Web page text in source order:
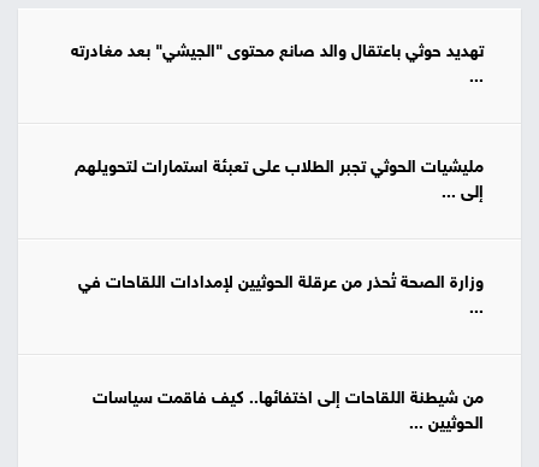
تهديد حوثي باعتقال والد صانع محتوى "الجيشي" بعد مغادرته
...
مليشيات الحوثي تجبر الطلاب على تعبئة استمارات لتحويلهم
إلى ...
وزارة الصحة تُحذر من عرقلة الحوثيين لإمدادات اللقاحات في
...
من شيطنة اللقاحات إلى اختفائها.. كيف فاقمت سياسات
الحوثيين ...